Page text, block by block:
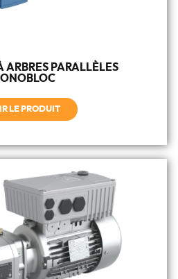
ARBRES PARALLÈLES
LE PRODUIT